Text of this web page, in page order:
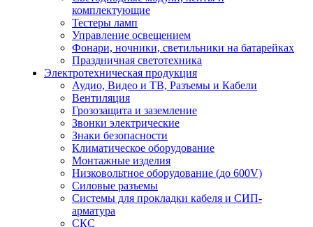
комплектующие
Тестеры ламп
Управление освещением
Фонари, ночники, светильники на батарейках
Праздничная светотехника
Электротехническая продукция
Аудио, Видео и ТВ, Разъемы и Кабели
Вентиляция
Грозозащита и заземление
Звонки электрические
Знаки безопасности
Климатическое оборудование
Монтажные изделия
Низковольтное оборудование (до 600V)
Силовые разъемы
Системы для прокладки кабеля и СИП-
арматура
СКС